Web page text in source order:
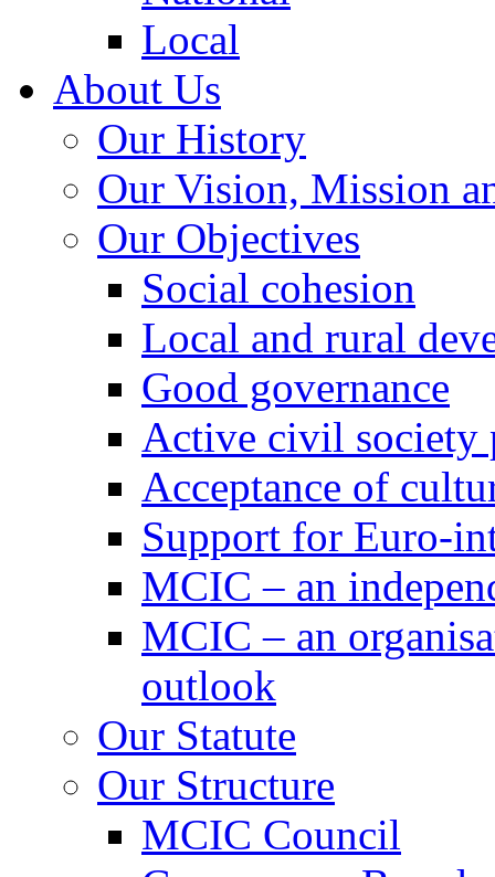
Local
About Us
Our History
Our Vision, Mission
Our Objectives
Social cohesion
Local and rural
Good governance
Active civil society
Acceptance of
Support for Euro-
MCIC – an
MCIC – an
outlook
Our Statute
Our Structure
MCIC Council